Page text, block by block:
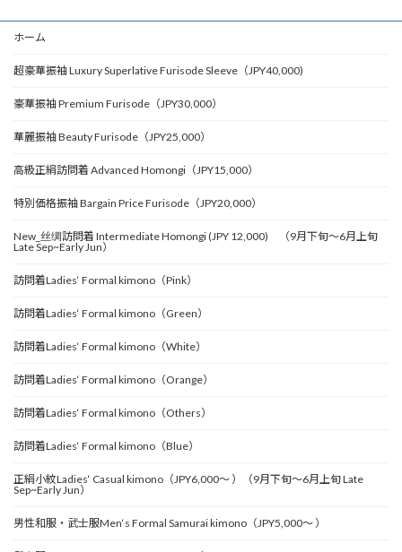
ホーム
超豪華振袖 Luxury Superlative Furisode Sleeve（JPY40,000)
豪華振袖 Premium Furisode（JPY30,000）
華麗振袖 Beauty Furisode（JPY25,000）
高級正絹訪問着 Advanced Homongi（JPY15,000）
特別価格振袖 Bargain Price Furisode（JPY20,000）
New_丝绸訪問着 Intermediate Homongi (JPY 12,000) （9月下旬～6月上旬
Late Sep~Early Jun）
訪問着Ladies‘ Formal kimono（Pink）
訪問着Ladies‘ Formal kimono（Green）
訪問着Ladies‘ Formal kimono（White）
訪問着Ladies‘ Formal kimono（Orange）
訪問着Ladies‘ Formal kimono（Others）
訪問着Ladies‘ Formal kimono（Blue）
正絹小紋Ladies‘ Casual kimono（JPY6,000～ ）（9月下旬～6月上旬 Late
Sep~Early Jun）
男性和服・武士服Men‘s Formal Samurai kimono（JPY5,000～ ）